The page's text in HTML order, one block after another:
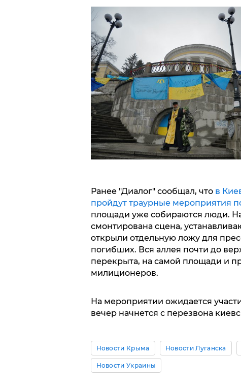
Ранее "Диалог" сообщал, что в
пройдут траурные мероприятия
площади уже собираются люди.
смонтирована сцена,
открыли отдельную ложу для
погибших. Вся аллея почти до
перекрыта, на самой площади и
милиционеров.
На мероприятии ожидается
вечер начнется с перезвона
Новости Крыма Новости Луганска
Новости Украины